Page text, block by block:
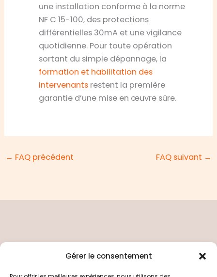
Gérer le consentement
une installation conforme à la norme
NF C 15-100, des protections
différentielles 30mA et une vigilance
quotidienne. Pour toute opération
sortant du simple dépannage, la
formation et habilitation des
intervenants restent la première
garantie d’une mise en œuvre sûre.
← FAQ précédent FAQ suivant →